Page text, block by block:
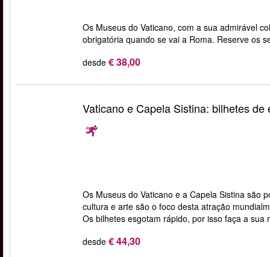
Os Museus do Vaticano, com a sua admirável
obrigatória quando se vai a Roma. Reserve os
desde € 38,00
Vaticano e Capela Sistina: bilhetes de
Os Museus do Vaticano e a Capela Sistina são
cultura e arte são o foco desta atração
Os bilhetes esgotam rápido, por isso faça a
desde € 44,30